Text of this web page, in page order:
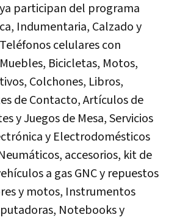
participan del programa
Indumentaria, Calzado y
celulares con
Bicicletas, Motos,
Colchones, Libros,
de Contacto, Artículos de
y Juegos de Mesa, Servicios
y Electrodomésticos
accesorios, kit de
a gas GNC y repuestos
y motos, Instrumentos
Notebooks y